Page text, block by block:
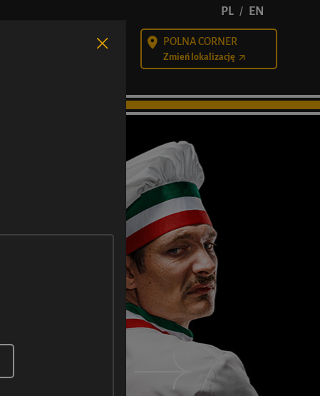
Kariera
POLNA CORNER
Zmień lokalizację
PL / EN